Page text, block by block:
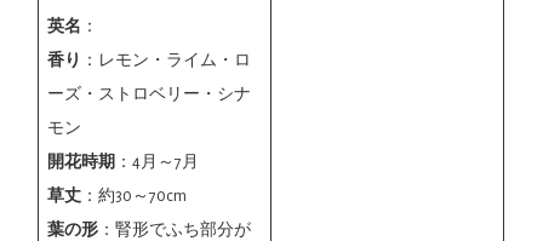
英名 ：
香り
：レモン・ライム・ロ
ーズ・ストロベリー・シナ
モン
開花時期 ：4月～7月
草丈 ：約30～70cm
葉の形 ：腎形でふち部分が